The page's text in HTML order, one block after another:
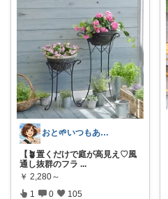
おと🌱いつもありがとう😊
【🪴置くだけで庭が高見え♡風
通し抜群のフラ ...
￥ 2,280～
1 0 105